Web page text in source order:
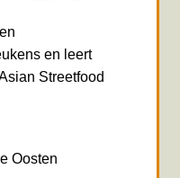
en leert
Streetfood
Oosten